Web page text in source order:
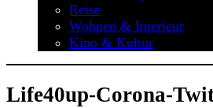
Reise
Wohnen & Interieur
Kino & Kultur
Life40up-Corona-